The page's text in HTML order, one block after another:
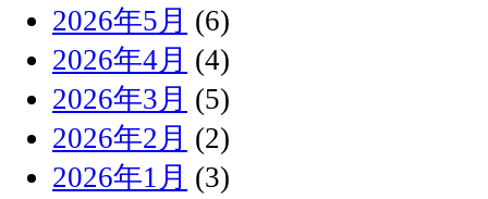
2026年5月 (6)
2026年4月 (4)
2026年3月 (5)
2026年2月 (2)
2026年1月 (3)